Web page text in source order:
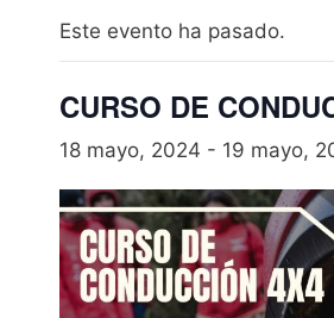
Este evento ha pasado.
CURSO DE
18 mayo, 2024 - 19 mayo,